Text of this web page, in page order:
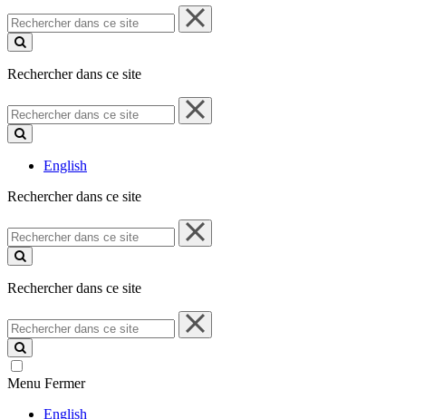
Rechercher
dans
ce
Rechercher dans ce site
Rechercher
dans
ce
English
Rechercher dans ce site
Rechercher
dans
ce
Rechercher dans ce site
Rechercher
dans
ce
site
Menu Fermer
English